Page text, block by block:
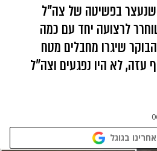
בפשיטה של צה"ל
נובמבר 2023, שוחרר לרצועה יחד עם כמה
שיגרו מחבלים מטח
עזה, לא היו נפגעים וצה"ל
בגוגל